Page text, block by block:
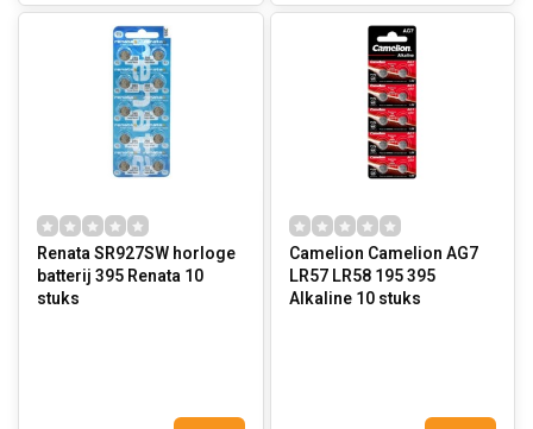
Renata SR927SW horloge
batterij 395 Renata 10
stuks
Camelion Camelion AG7
LR57 LR58 195 395
Alkaline 10 stuks